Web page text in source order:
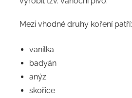
Mezi vhodné druhy koření patří:
vanilka
badyán
anýz
skořice